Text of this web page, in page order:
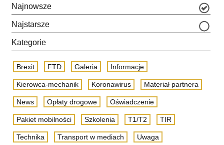
Najnowsze
Najstarsze
Kategorie
Brexit FTD Galeria Informacje
Kierowca-mechanik Koronawirus Materiał partnera
News Opłaty drogowe Oświadczenie
Pakiet mobilności Szkolenia T1/T2 TIR
Technika Transport w mediach Uwaga